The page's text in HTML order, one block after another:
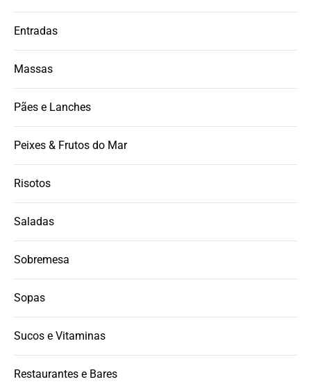
Entradas
Massas
Pães e Lanches
Peixes & Frutos do Mar
Risotos
Saladas
Sobremesa
Sopas
Sucos e Vitaminas
Restaurantes e Bares